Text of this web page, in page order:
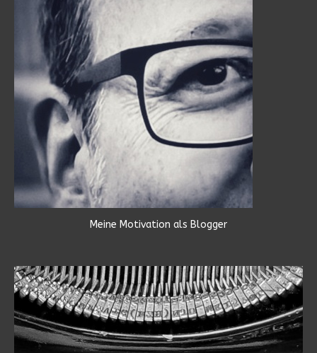
Meine Motivation als Blogger